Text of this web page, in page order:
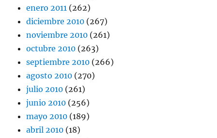
enero 2011 (262)
diciembre 2010 (267)
noviembre 2010 (261)
octubre 2010 (263)
septiembre 2010 (266)
agosto 2010 (270)
julio 2010 (261)
junio 2010 (256)
mayo 2010 (189)
abril 2010 (18)